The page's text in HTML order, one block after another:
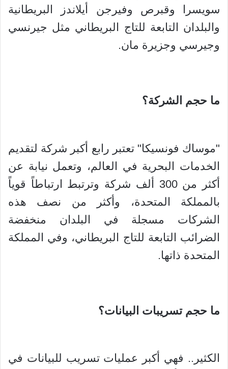
سويسرا وقبرص وفيرجن أيلاندز البريطانية
والبلدان التابعة للتاج البريطاني مثل جيرنسي
وجيرسي وجزيرة مان.
ما حجم الشركة؟
"موساك فونسيكا" تعتبر رابع أكبر شركة لتقديم
الخدمات البحرية في العالم، وتعمل نيابة عن
أكثر من 300 ألف شركة وترتبط ارتباطاً قوياً
بالمملكة المتحدة، وأكثر من نصف هذه
الشركات مسجلة في البلدان منخفضة
الضرائب التابعة للتاج البريطاني، وفي المملكة
المتحدة ذاتها.
ما حجم تسريبات البيانات؟
الكثير.. فهي أكبر عمليات تسريب للبيانات في